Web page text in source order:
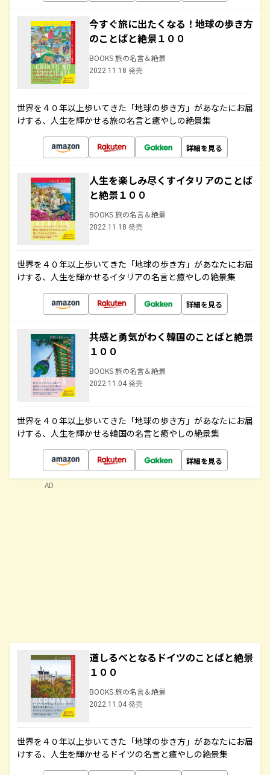
今すぐ旅に出たくなる！地球の歩き方
のことばと絶景１００
BOOKS 旅の名言＆絶景
2022.11.18 発売
世界を４０年以上歩いてきた「地球の歩き方」があなたにお届
けする、人生を輝かせる旅の名言と癒やしの絶景集
詳細を見る
人生を楽しみ尽くすイタリアのことば
と絶景１００
BOOKS 旅の名言＆絶景
2022.11.18 発売
世界を４０年以上歩いてきた「地球の歩き方」があなたにお届
けする、人生を輝かせるイタリアの名言と癒やしの絶景集
詳細を見る
共感と勇気がわく韓国のことばと絶景
１００
BOOKS 旅の名言＆絶景
2022.11.04 発売
世界を４０年以上歩いてきた「地球の歩き方」があなたにお届
けする、人生を輝かせる韓国の名言と癒やしの絶景集
詳細を見る
道しるべとなるドイツのことばと絶景
１００
BOOKS 旅の名言＆絶景
2022.11.04 発売
世界を４０年以上歩いてきた「地球の歩き方」があなたにお届
けする、人生を輝かせるドイツの名言と癒やしの絶景集
AD